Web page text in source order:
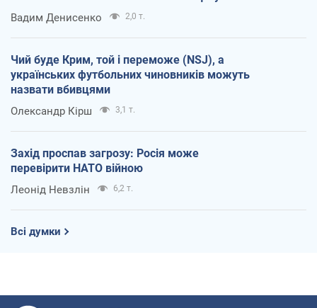
Вадим Денисенко 2,0 т.
Чий буде Крим, той і переможе (NSJ), а
українських футбольних чиновників можуть
назвати вбивцями
Олександр Кірш 3,1 т.
Захід проспав загрозу: Росія може
перевірити НАТО війною
Леонід Невзлін 6,2 т.
Всі думки